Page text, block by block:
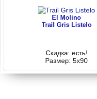
El Molino
Trail Gris Listelo
Скидка: есть!
Размер: 5x90